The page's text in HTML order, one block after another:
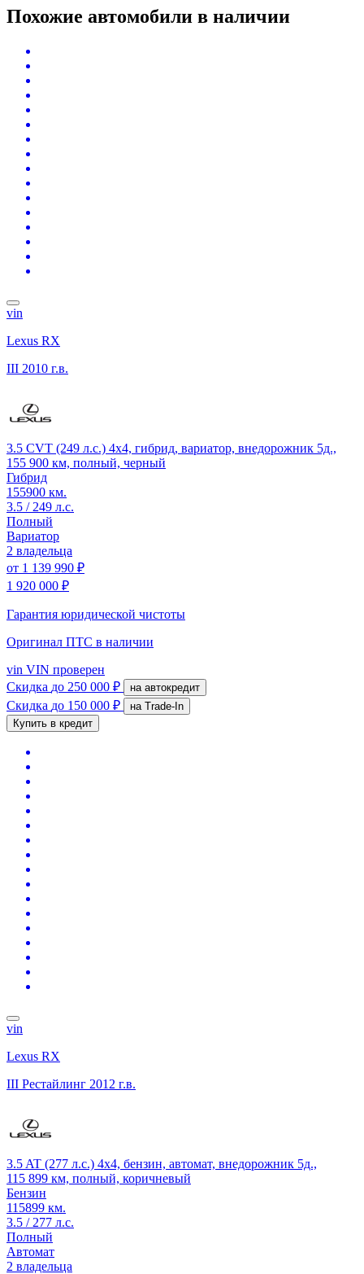
Похожие автомобили в наличии
vin
Lexus RX
III 2010 г.в.
3.5 CVT (249 л.с.) 4x4, гибрид, вариатор, внедорожник 5д.,
155 900 км, полный, черный
Гибрид
155900 км.
3.5 / 249 л.с.
Полный
Вариатор
2 владельца
от 1 139 990 ₽
1 920 000 ₽
Гарантия юридической чистоты
Оригинал ПТС в наличии
vin VIN проверен
Скидка до 250 000 ₽ на автокредит
Скидка до 150 000 ₽
на Trade-In
Купить в кредит
vin
Lexus RX
III Рестайлинг 2012 г.в.
3.5 AT (277 л.с.) 4x4, бензин, автомат, внедорожник 5д.,
115 899 км, полный, коричневый
Бензин
115899 км.
3.5 / 277 л.с.
Полный
Автомат
2 владельца